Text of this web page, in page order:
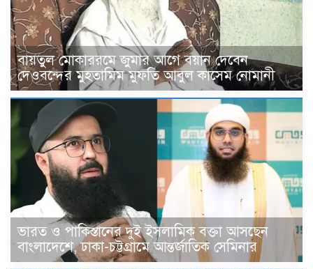
বায়তুল মোকাররমে জুমার আগে বয়ান দেবেন
দেওবন্দের মুহতামিম মুফতি আবুল কাসেম নোমানী
ভারত ও পাকিস্তানের দুই ইসলামিক বক্তা আসছেন
বাংলাদেশে, ঢাকা-চট্টগ্রামে আন্তর্জাতিক সেমিনার